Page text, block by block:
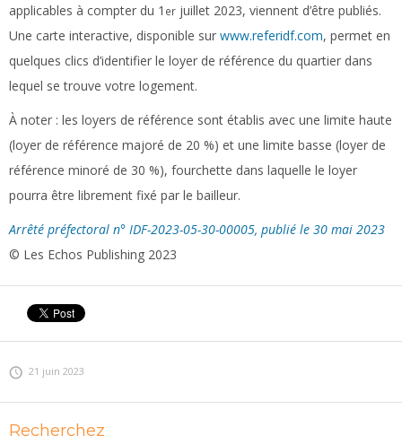
applicables à compter du 1 er juillet 2023, viennent d’être publiés.
Une carte interactive, disponible sur www.referidf.com, permet en
quelques clics d’identifier le loyer de référence du quartier dans
lequel se trouve votre logement.
À noter : les loyers de référence sont établis avec une limite haute
(loyer de référence majoré de 20 %) et une limite basse (loyer de
référence minoré de 30 %), fourchette dans laquelle le loyer
pourra être librement fixé par le bailleur.
Arrêté préfectoral n° IDF-2023-05-30-00005, publié le 30 mai 2023
© Les Echos Publishing 2023
21 juin 2023
Recherchez